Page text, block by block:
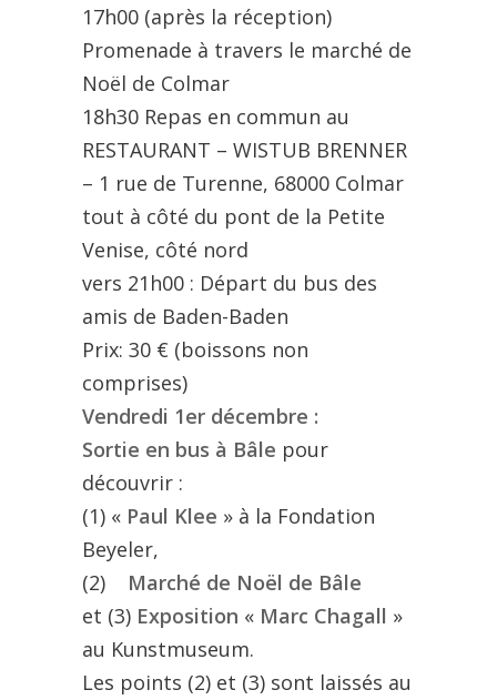
17h00 (après la réception)
Promenade à travers le marché de
Noël de Colmar
18h30 Repas en commun au
RESTAURANT – WISTUB BRENNER
– 1 rue de Turenne, 68000 Colmar
tout à côté du pont de la Petite
Venise, côté nord
vers 21h00 : Départ du bus des
amis de Baden-Baden
Prix: 30 € (boissons non
comprises)
Vendredi 1er décembre :
Sortie en bus à Bâle pour
découvrir :
(1) « Paul Klee » à la Fondation
Beyeler,
(2) Marché de Noël de Bâle
et (3) Exposition « Marc Chagall »
au Kunstmuseum.
Les points (2) et (3) sont laissés au